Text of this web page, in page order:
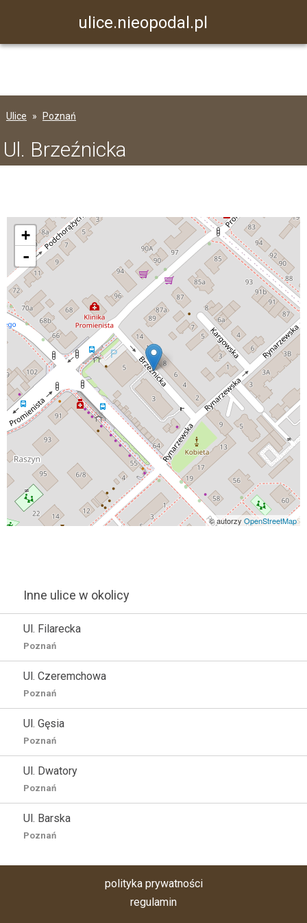
ulice.nieopodal.pl
Ulice Poznań
Ul. Brzeźnicka
+
-
© autorzy OpenStreetMap
Inne ulice w okolicy
Ul. Filarecka
Poznań
Ul. Czeremchowa
Poznań
Ul. Gęsia
Poznań
Ul. Dwatory
Poznań
Ul. Barska
Poznań
polityka prywatności
regulamin